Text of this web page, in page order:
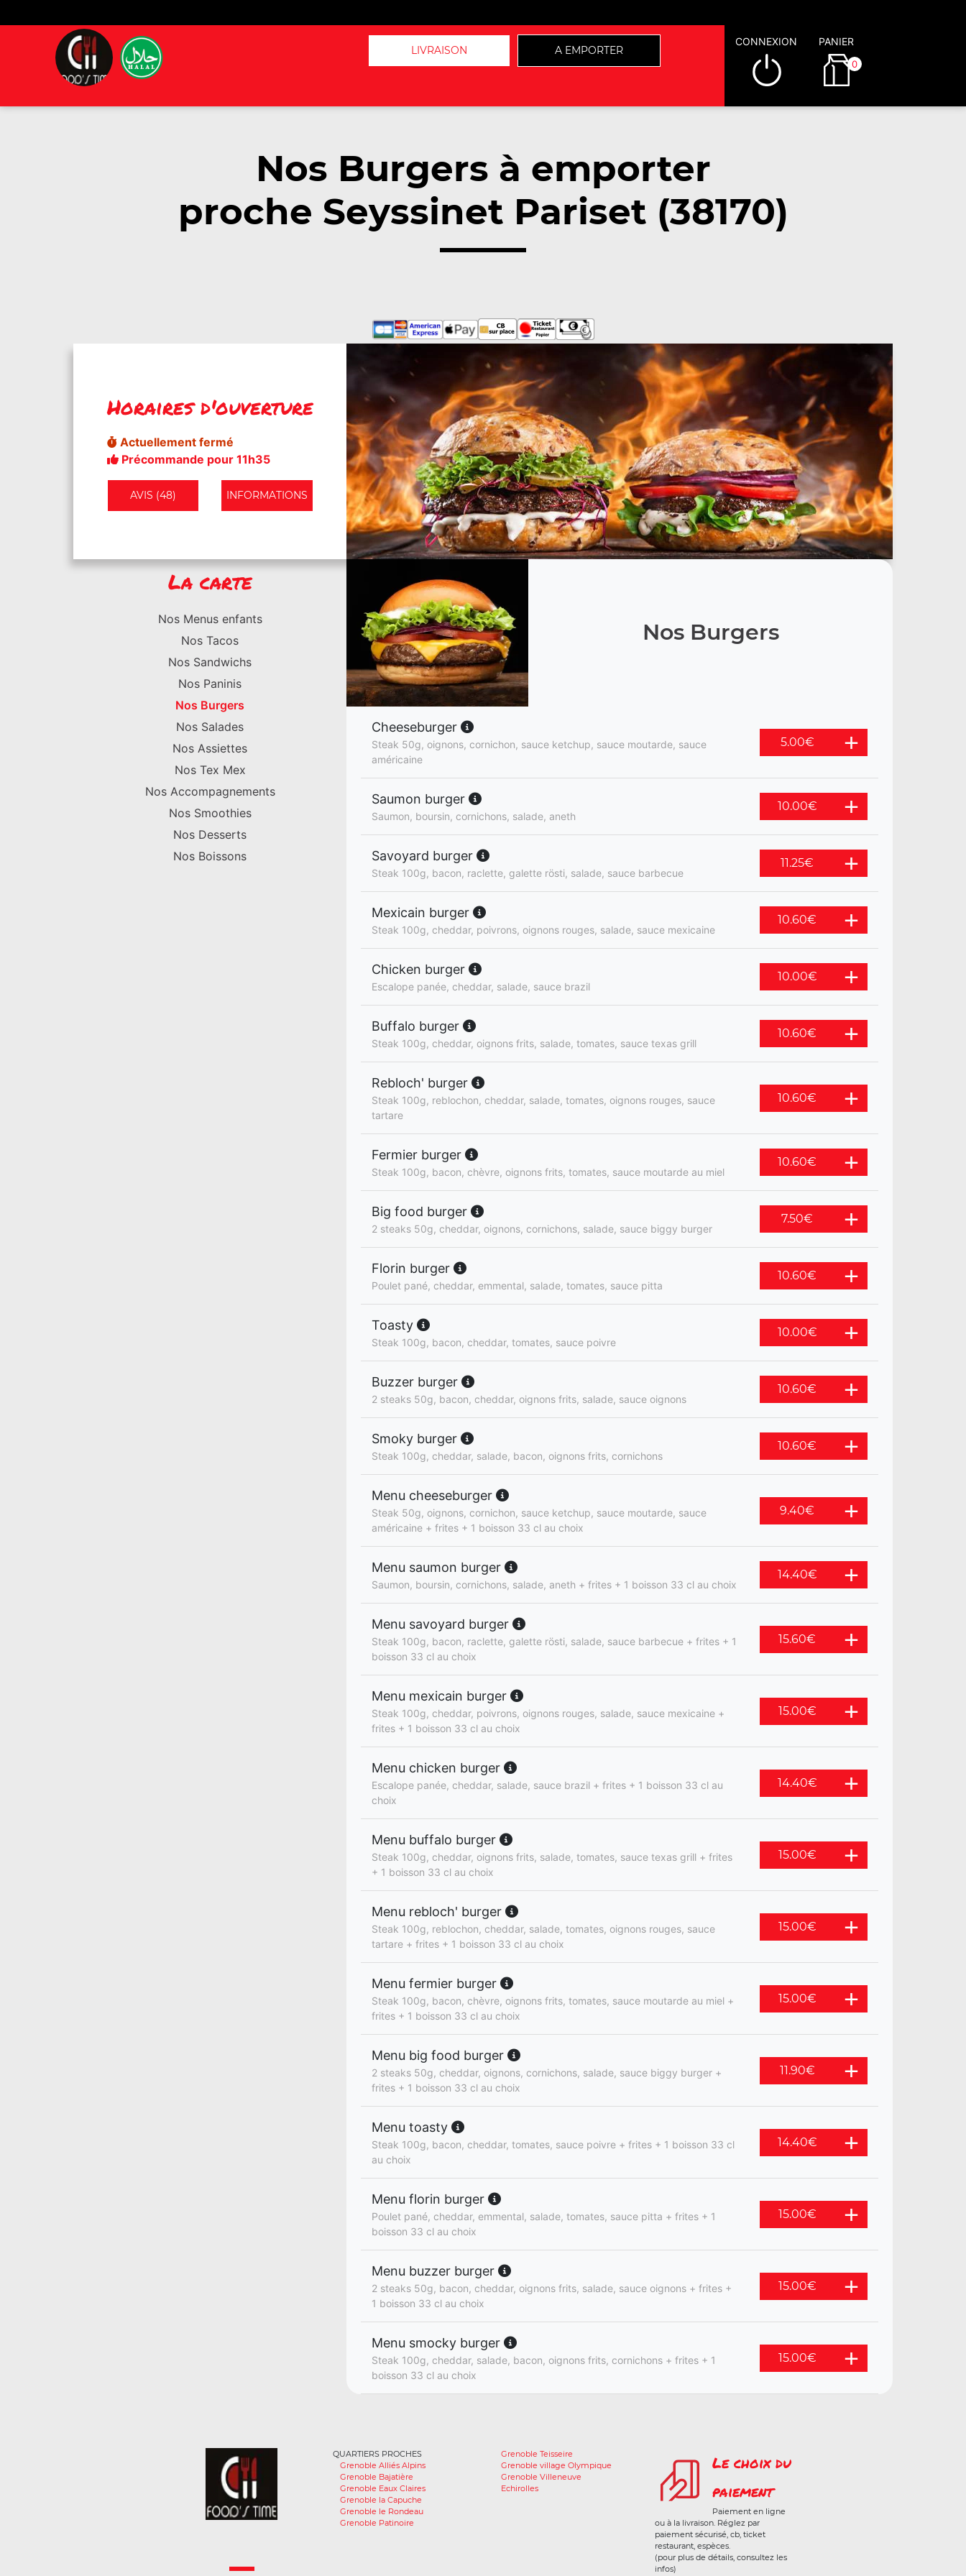
LIVRAISON A EMPORTER
CONNEXION PANIER
0
Nos Burgers à emporter
proche Seyssinet Pariset (38170)
Horaires d'ouverture
Actuellement fermé
Précommande pour 11h35
AVIS (48) INFORMATIONS
La carte
Nos Menus enfants
Nos Tacos
Nos Sandwichs
Nos Paninis
Nos Burgers
Nos Salades
Nos Assiettes
Nos Tex Mex
Nos Accompagnements
Nos Smoothies
Nos Desserts
Nos Boissons
Nos Burgers
Cheeseburger
Steak 50g, oignons, cornichon, sauce ketchup, sauce moutarde, sauce
américaine
5.00€
Saumon burger
Saumon, boursin, cornichons, salade, aneth
10.00€
Savoyard burger
Steak 100g, bacon, raclette, galette rösti, salade, sauce barbecue
11.25€
Mexicain burger
Steak 100g, cheddar, poivrons, oignons rouges, salade, sauce mexicaine
10.60€
Chicken burger
Escalope panée, cheddar, salade, sauce brazil
10.00€
Buffalo burger
Steak 100g, cheddar, oignons frits, salade, tomates, sauce texas grill
10.60€
Rebloch' burger
Steak 100g, reblochon, cheddar, salade, tomates, oignons rouges, sauce
tartare
10.60€
Fermier burger
Steak 100g, bacon, chèvre, oignons frits, tomates, sauce moutarde au miel
10.60€
Big food burger
2 steaks 50g, cheddar, oignons, cornichons, salade, sauce biggy burger
7.50€
Florin burger
Poulet pané, cheddar, emmental, salade, tomates, sauce pitta
10.60€
Toasty
Steak 100g, bacon, cheddar, tomates, sauce poivre
10.00€
Buzzer burger
2 steaks 50g, bacon, cheddar, oignons frits, salade, sauce oignons
10.60€
Smoky burger
Steak 100g, cheddar, salade, bacon, oignons frits, cornichons
10.60€
Menu cheeseburger
Steak 50g, oignons, cornichon, sauce ketchup, sauce moutarde, sauce
américaine + frites + 1 boisson 33 cl au choix
9.40€
Menu saumon burger
Saumon, boursin, cornichons, salade, aneth + frites + 1 boisson 33 cl au choix
14.40€
Menu savoyard burger
Steak 100g, bacon, raclette, galette rösti, salade, sauce barbecue + frites + 1
boisson 33 cl au choix
15.60€
Menu mexicain burger
Steak 100g, cheddar, poivrons, oignons rouges, salade, sauce mexicaine +
frites + 1 boisson 33 cl au choix
15.00€
Menu chicken burger
Escalope panée, cheddar, salade, sauce brazil + frites + 1 boisson 33 cl au
choix
14.40€
Menu buffalo burger
Steak 100g, cheddar, oignons frits, salade, tomates, sauce texas grill + frites
+ 1 boisson 33 cl au choix
15.00€
Menu rebloch' burger
Steak 100g, reblochon, cheddar, salade, tomates, oignons rouges, sauce
tartare + frites + 1 boisson 33 cl au choix
15.00€
Menu fermier burger
Steak 100g, bacon, chèvre, oignons frits, tomates, sauce moutarde au miel +
frites + 1 boisson 33 cl au choix
15.00€
Menu big food burger
2 steaks 50g, cheddar, oignons, cornichons, salade, sauce biggy burger +
frites + 1 boisson 33 cl au choix
11.90€
Menu toasty
Steak 100g, bacon, cheddar, tomates, sauce poivre + frites + 1 boisson 33 cl
au choix
14.40€
Menu florin burger
Poulet pané, cheddar, emmental, salade, tomates, sauce pitta + frites + 1
boisson 33 cl au choix
15.00€
Menu buzzer burger
2 steaks 50g, bacon, cheddar, oignons frits, salade, sauce oignons + frites +
1 boisson 33 cl au choix
15.00€
Menu smocky burger
Steak 100g, cheddar, salade, bacon, oignons frits, cornichons + frites + 1
boisson 33 cl au choix
15.00€
QUARTIERS PROCHES
Grenoble Alliés Alpins
Grenoble Bajatière
Grenoble Eaux Claires
Grenoble la Capuche
Grenoble le Rondeau
Grenoble Patinoire
Grenoble Teisseire
Grenoble village Olympique
Grenoble Villeneuve
Echirolles
Le choix du
paiement
Paiement en ligne
ou à la livraison. Réglez par
paiement sécurisé, cb, ticket
restaurant, espèces.
(pour plus de détails, consultez les
infos)